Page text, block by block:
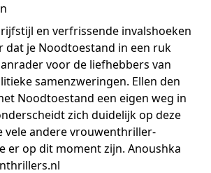
en verfrissende invalshoeken
dat je Noodtoestand in een ruk
voor de liefhebbers van
samenzweringen. Ellen den
Noodtoestand een eigen weg in
zich duidelijk op deze
vele andere vrouwenthriller-
er op dit moment zijn. Anoushka